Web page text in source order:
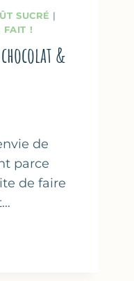
SUCRÉ |
FAIT !
&
de
parce
de faire